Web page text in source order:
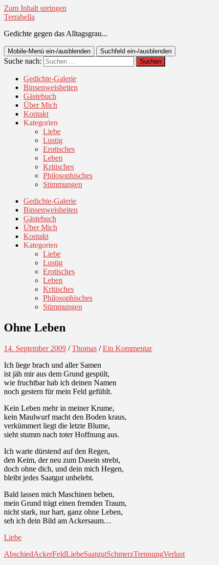
Zum Inhalt springen
Terrabella
Gedichte gegen das Alltagsgrau...
Mobile-Menü ein-/ausblenden Suchfeld ein-/ausblenden
Suche nach:
Gedichte-Galerie
Binsenweisheiten
Gästebuch
Über Mich
Kontakt
Kategorien
Liebe
Lustig
Erotisches
Leben
Kritisches
Philosophisches
Stimmungen
Gedichte-Galerie
Binsenweisheiten
Gästebuch
Über Mich
Kontakt
Kategorien
Liebe
Lustig
Erotisches
Leben
Kritisches
Philosophisches
Stimmungen
Ohne Leben
14. September 2009 /Thomas /Ein Kommentar
Ich liege brach und aller Samen
ist jäh mir aus dem Grund gespült,
wie fruchtbar hab ich deinen Namen
noch gestern für mein Feld gefühlt.
Kein Leben mehr in meiner Krume,
kein Maulwurf macht den Boden kraus,
verkümmert liegt die letzte Blume,
sieht stumm nach toter Hoffnung aus.
Ich warte dürstend auf den Regen,
den Keim, der neu zum Dasein strebt,
doch ohne dich, und dein mich Hegen,
bleibt jedes Saatgut unbelebt.
Bald lassen mich Maschinen beben,
mein Grund trägt einen fremden Traum,
nicht stark, nur hart, ganz ohne Leben,
seh ich dein Bild am Ackersaum…
Liebe
AbschiedAckerFeldLiebeSaatgutSchmerzTrennungVerlust